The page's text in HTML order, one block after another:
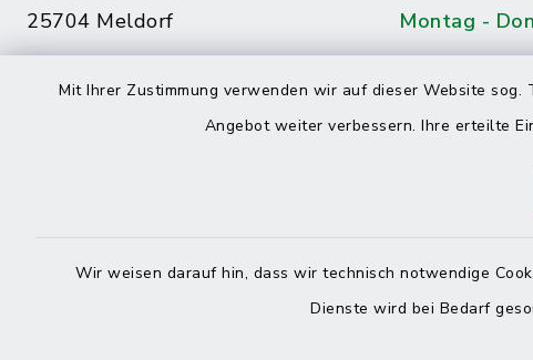
Mit Ihrer Zustimmung verwenden wir auf dieser Website
Angebot weiter verbessern. Ihre erteilte
Wir weisen darauf hin, dass wir technisch notwendige
Dienste wird bei Bedarf
25704 Meldorf
04832 6065-215
Montag -
Freitag
Online-
Haben Sie
keinen